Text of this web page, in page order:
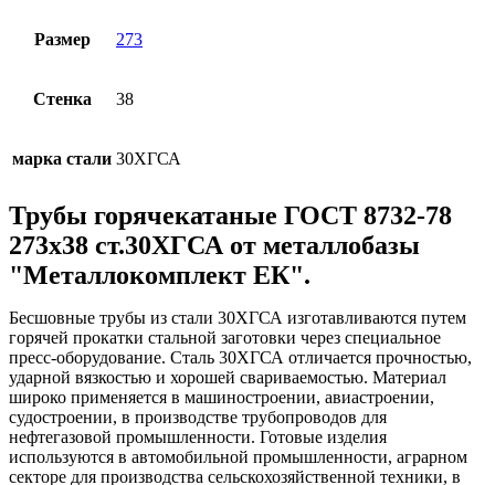
Размер 273
Стенка 38
марка стали 30ХГСА
Трубы горячекатаные ГОСТ 8732-78
273x38 ст.30ХГСА от металлобазы
"Металлокомплект ЕК".
Бесшовные трубы из стали 30ХГСА изготавливаются путем
горячей прокатки стальной заготовки через специальное
пресс-оборудование. Сталь 30ХГСА отличается прочностью,
ударной вязкостью и хорошей свариваемостью. Материал
широко применяется в машиностроении, авиастроении,
судостроении, в производстве трубопроводов для
нефтегазовой промышленности. Готовые изделия
используются в автомобильной промышленности, аграрном
секторе для производства сельскохозяйственной техники, в